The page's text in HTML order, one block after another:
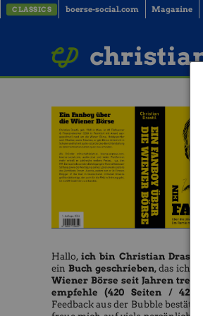
CLASSICS boerse-social.com Magazine
Hallo, ich bin Christian Drastil
ein Buch geschrieben, das ich
Wiener Börse seit Jahren treu
empfehle (420 Seiten / 42
Feedback aus der Bubble